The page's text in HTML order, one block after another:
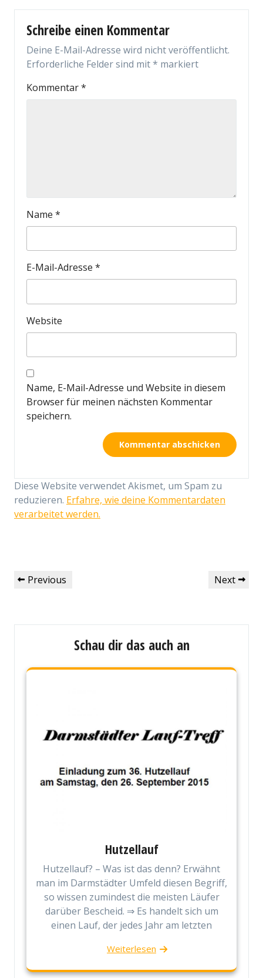
Schreibe einen Kommentar
Deine E-Mail-Adresse wird nicht veröffentlicht.
Erforderliche Felder sind mit* markiert
Kommentar*
Name *
E-Mail-Adresse *
Website
Name, E-Mail-Adresse und Website in diesem
Browser für meinen nächsten Kommentar
speichern.
Diese Website verwendet Akismet, um Spam zu
reduzieren. Erfahre, wie deine Kommentardaten
verarbeitet werden.
Beitragsnavigation
Previous
Previous
Next
Next
Schau dir das auch an
Hutzellauf
Hutzellauf? – Was ist das denn? Erwähnt
man im Darmstädter Umfeld diesen Begriff,
so wissen zumindest die meisten Läufer
darüber Bescheid. ⇒ Es handelt sich um
einen Lauf, der jedes Jahr am letzten
Weiterlesen